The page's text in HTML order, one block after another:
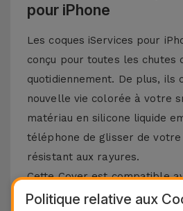
pour iPhone
Les coques iServices pour
conçu pour toutes les chutes
quotidiennement. De plus, ils
nouvelle vie colorée à votre
matériau en silicone liquide
téléphone de glisser de
résistant aux rayures.
Cette Cover est compatible
14, 13, 12, entre autres, ainsi
Politique relative aux